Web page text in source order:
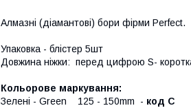
Алмазні (діамантові) бори фірми Perfect.
Упаковка - блістер 5шт
Довжина ніжки: перед цифрою S-
Кольорове маркування:
Зелені - Green 125 - 150mm - код С